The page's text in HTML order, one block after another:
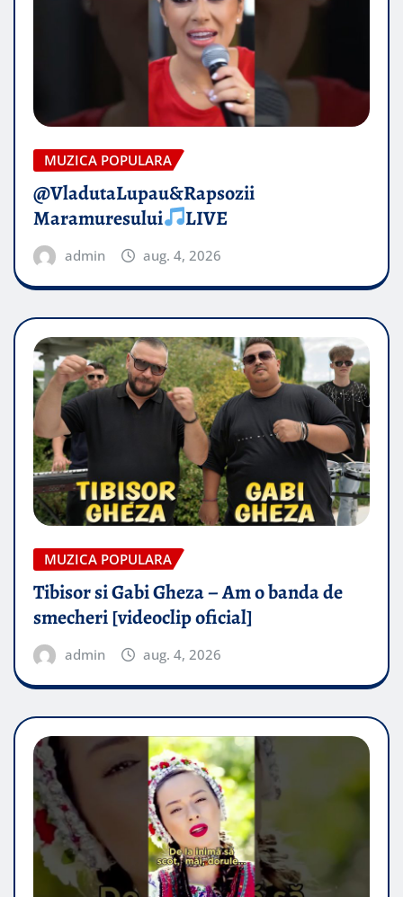
MUZICA POPULARA
@VladutaLupau&Rapsozii
Maramuresului
LIVE
admin aug. 4, 2026
MUZICA POPULARA
Tibisor si Gabi Gheza – Am o banda de
smecheri [videoclip oficial]
admin aug. 4, 2026